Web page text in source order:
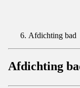
Afdichting bad
Afdichting